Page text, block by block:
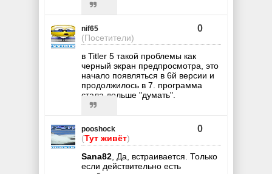
nif65
(Посетители)
0
в Titler 5 такой проблемы как
черный экран предпросмотра, это
начало появляться в 6й версии и
продолжилось в 7. программа
стала дольше "думать".
pooshock
(Тут живёт)
0
Sana82 , Да, встраивается. Только
если действительно есть